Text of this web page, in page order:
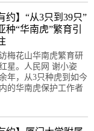
约】“从3只到39只”
种“华南虎”繁育引
梅花山华南虎繁育研
星。人民网 谢小姿
，从3只种虎到如今
的华南虎保护工作者